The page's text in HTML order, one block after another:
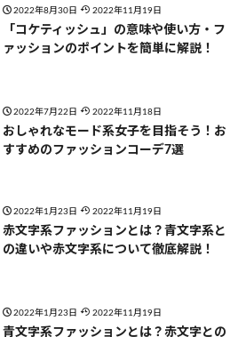
2022年8月30日 2022年11月19日
「コケティッシュ」の意味や使い方・フ
ァッションのポイントを簡単に解説！
2022年7月22日 2022年11月18日
おしゃれなモード系女子を目指そう！お
すすめのファッションコーデ7選
2022年1月23日 2022年11月19日
赤文字系ファッションとは？青文字系と
の違いや赤文字系について徹底解説！
2022年1月23日 2022年11月19日
青文字系ファッションとは？赤文字との